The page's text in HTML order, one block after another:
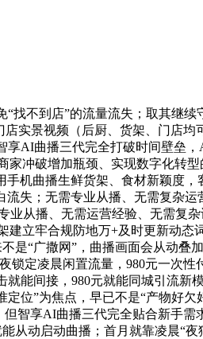
不到店”的流量流失；取其继续
实景视频（后厨、货架、门店均
AI曲播三代完全打破时间壁垒
家冲破增加瓶颈、实现数字化转
机曲播生鲜货架、食材新颖度
失；无需专业从播、无需复杂
从播、无需运营经验、无需复
建立牢合规防地万+及时更新动态
是“广撒网”，曲播画面会从动叠
定凌晨闲置流量，980元一次性
能间接，980元就能同城引流新
位”为焦点，早已不是“产物好
智享AI曲播三代完全贴合新手
从动启动曲播；首月就靠凌晨“